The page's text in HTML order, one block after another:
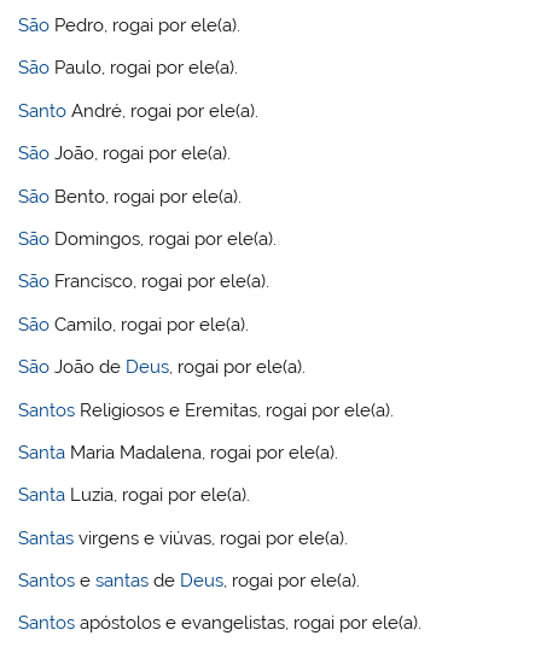
São Pedro, rogai por ele(a).
São Paulo, rogai por ele(a).
Santo André, rogai por ele(a).
São João, rogai por ele(a).
São Bento, rogai por ele(a).
São Domingos, rogai por ele(a).
São Francisco, rogai por ele(a).
São Camilo, rogai por ele(a).
São João de Deus, rogai por ele(a).
Santos Religiosos e Eremitas, rogai por ele(a).
Santa Maria Madalena, rogai por ele(a).
Santa Luzia, rogai por ele(a).
Santas virgens e viúvas, rogai por ele(a).
Santos esantas de Deus, rogai por ele(a).
Santos apóstolos e evangelistas, rogai por ele(a).